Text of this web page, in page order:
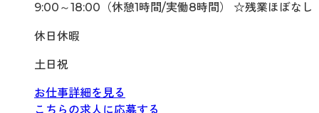
9:00～18:00（休憩1時間/実働8時間） ☆残業ほぼなし
休日休暇
土日祝
お仕事詳細を見る
こちらの求人に応募する